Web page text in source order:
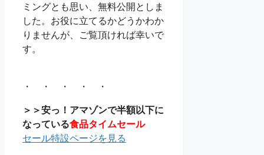
ミングとも思い、無料公開としま
した。お役に立てるかどうかわか
りませんが、ご覧頂ければ幸いで
す。
・ ・ ・ ・ ・
＞＞安っ！アマゾンで半額以下に
なっている食品タイムセール
セール特設ページを見る